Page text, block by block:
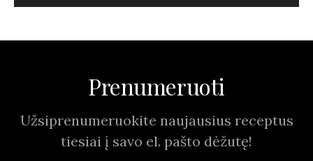
Prenumeruoti
Užsiprenumeruokite naujausius receptus
tiesiai į savo el. pašto dėžutę!